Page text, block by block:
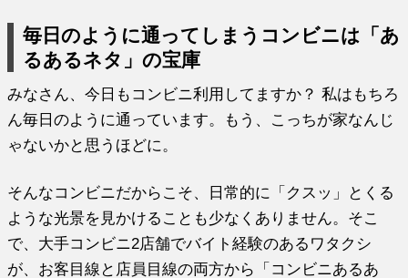
毎日のように通ってしまうコンビニは「あ
るあるネタ」の宝庫
みなさん、今日もコンビニ利用してますか？ 私はもちろ
ん毎日のように通っています。もう、こっちが家なんじ
ゃないかと思うほどに。
そんなコンビニだからこそ、日常的に「クスッ」とくる
ような光景を見かけることも少なくありません。そこ
で、大手コンビニ2店舗でバイト経験のあるワタクシ
が、お客目線と店員目線の両方から「コンビニあるあ